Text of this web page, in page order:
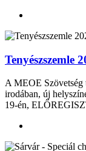
Tenyészszemle
A MEOE Szövetség
irodában, új
19-én,